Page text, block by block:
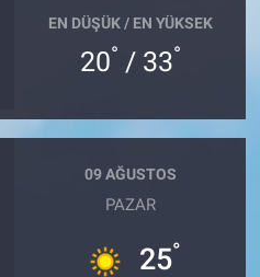
EN DÜŞÜK / EN YÜKSEK
20° / 33°
09 AĞUSTOS
PAZAR
25°